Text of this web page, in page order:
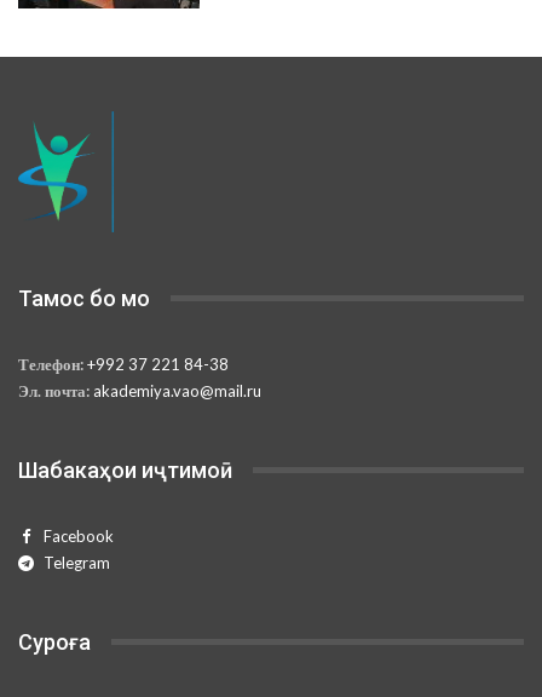
Тамос бо мо
Телефон:+992 37 221 84-38
Эл. почта: akademiya.vao@mail.ru
Шабакаҳои иҷтимоӣ
Facebook
Telegram
Суроға